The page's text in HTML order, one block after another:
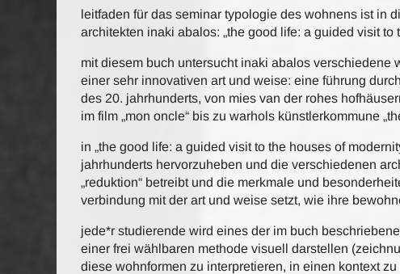
leitfaden für das seminar typologie des wohnens ist in
architekten inaki abalos: „the good life: a guided visit to
mit diesem buch untersucht inaki abalos
einer sehr innovativen art und weise: eine führung
des 20. jahrhunderts, von mies van der rohes
im film „mon oncle“ bis zu warhols künstlerkommune
in „the good life: a guided visit to the houses of
jahrhunderts hervorzuheben und die verschiedenen
„reduktion“ betreibt und die merkmale und
verbindung mit der art und weise setzt, wie ihre
jede*r studierende wird eines der im buch
einer frei wählbaren methode visuell darstellen
diese wohnformen zu interpretieren, in einen kontext